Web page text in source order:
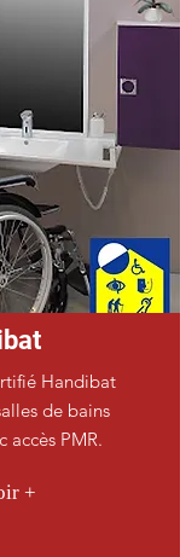
Handibat
de bains
accès PMR.
+